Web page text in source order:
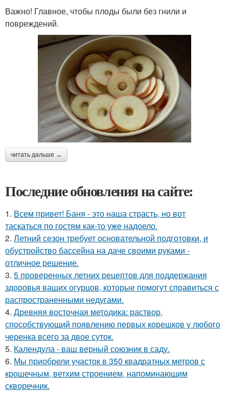
Важно! Главное, чтобы плоды были без гнили и
повреждений.
читать дальше →
Последние обновления на сайте:
1. Всем привет! Баня - это наша страсть, но вот
таскаться по гостям как-то уже надоело.
2. Летний сезон требует основательной подготовки, и
обустройство бассейна на даче своими руками -
отличное решение.
3. 5 проверенных летних рецептов для поддержания
здоровья ваших огурцов, которые помогут справиться с
распространенными недугами.
4. Древняя восточная методика: раствор,
способствующий появлению первых корешков у любого
черенка всего за двое суток.
5. Календула - ваш верный союзник в саду.
6. Мы приобрели участок в 350 квадратных метров с
крошечным, ветхим строением, напоминающим
скворечник.